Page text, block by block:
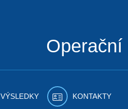
Operační
VÝSLEDKY KONTAKTY